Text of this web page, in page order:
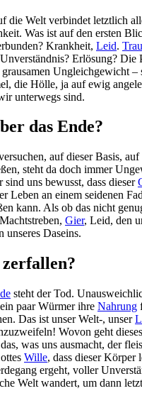
die Welt verbindet letztlich
Was ist auf den ersten
Krankheit, Leid.
Erlösung? Die
Ungleichgewicht –
die Hölle, ja auf ewig
unterwegs sind.
das Ende?
auf dieser Basis, auf
steht da doch immer
uns bewusst, dass dieser
Leben an einem seidenen
kann. Als ob das nicht
Gier, Leid, den
unseres Daseins.
steht der Tod.
paar Würmer ihre Nahrung
Das ist unser Welt-, unser
Wovon geht
was uns ausmacht, der
Wille, dass dieser Körper
ergeht, voller
Welt wandert, um dann